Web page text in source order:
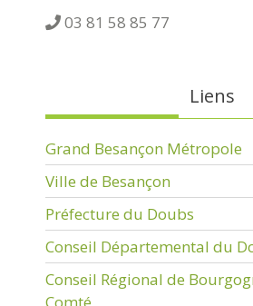
03 81 58 85 77
Liens
Grand Besançon Métropole
Ville de Besançon
Préfecture du Doubs
Conseil Départemental du
Conseil Régional de